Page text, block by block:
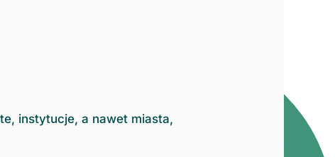
instytucje, a nawet miasta,